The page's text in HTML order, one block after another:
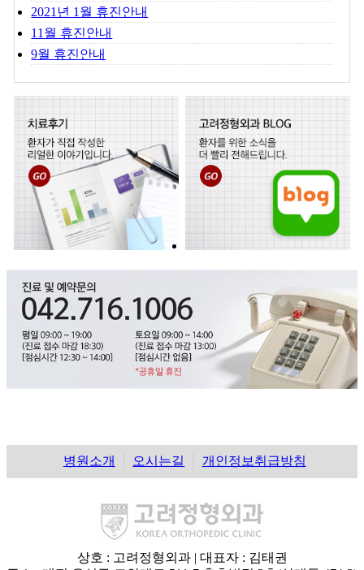
2021년 1월 휴진안내
11월 휴진안내
9월 휴진안내
병원소개 오시는길 개인정보취급방침
상호 : 고려정형외과 | 대표자 : 김태권